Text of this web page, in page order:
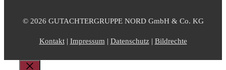
© 2026 GUTACHTERGRUPPE NORD GmbH & Co. KG
Kontakt| Impressum| Datenschutz| Bildrechte